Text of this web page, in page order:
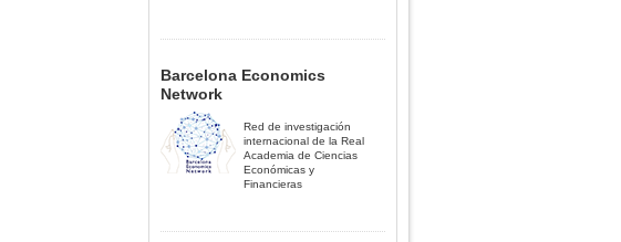
Barcelona Economics
Network
Red de investigación
internacional de la Real
Academia de Ciencias
Económicas y
Financieras